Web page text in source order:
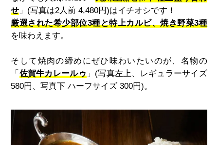
せ 」(写真は2人前 4,480円)はイチオシです！
厳選された希少部位3種と特上カルビ、焼き野菜3種
を味わえます。
そして焼肉の締めにぜひ味わいたいのが、名物の
「 佐賀牛カレールゥ」(写真左上、レギュラーサイズ
580円、写真下 ハーフサイズ 300円)。